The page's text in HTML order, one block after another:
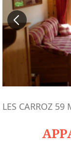
LES CARROZ 59